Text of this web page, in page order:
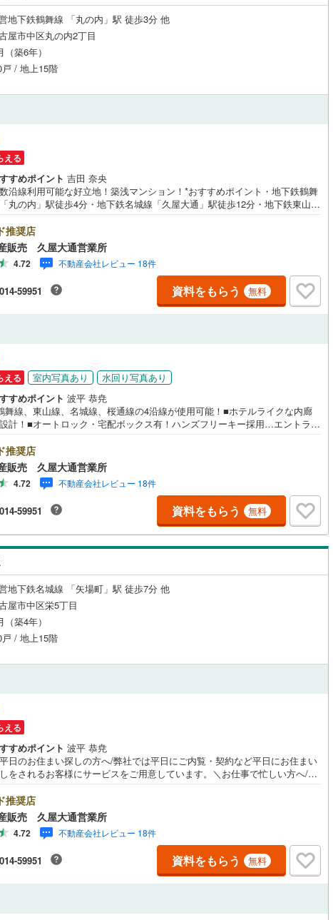
地下鉄鶴舞線 「丸の内」駅 徒歩3分 他
屋市中区丸の内2丁目
築6年）
/ 地上15階
える
すめポイント 吉田 奈央
沿線利用可能な好立地！築浅マンション！*おすすめポイント・地下鉄鶴舞
丸の内」駅徒歩4分・地下鉄名城線「久屋大通」駅徒歩12分・地下鉄東山線
大変綺麗にお使いです！＝＝＝＝＝＝＝＝＝＝＝＝＝東証上場のウィルで
取引！定休日無！平日特典あり！住宅ローンもお任せ下さい！年間800組以
担当する専門部署が、あなたの住宅ローンをお手伝い！リフォーム・リノ
併せて相談可能！お子様連れのご家族も落ち着いてお話ができるよう、キ
ズスペースを設置しています。【営業時間 10:00-19:00】（年中無休）上記時
お電話が繋がりやすくなっております。ぜひお気軽にご連絡下さい！現地
見学される場合は「室内・現地を見学する（無料）」ボタンよりご希望の日
推奨店
販売 久屋大通営業所
4.72 不動産会社レビュー 18件
59951 資料をもらう 無料
える 室内写真あり
水回り写真あり
すめポイント 波平 恭尭
舞線、東山線、名城線、桜通線の4沿線が使用可能！■ホテルライクな内廊
計！■オートロック・宅配ボックス有！ハンズフリーキー採用…エントラン
角部屋のため、採光・通風良好！【営業時間 10:00～19:00】（定休日無
上記時間はお電話が繋がりやすくなっております。ぜひお気軽にご連絡下
！現地を見学される場合は「室内・現地を見学する（無料）」ボタンより
望の日時をご記入いただけますとスムーズにご案内が可能です。◆◆リフ
ーム相談も承ります弊社にはリフォーム部門がございます。年間600件超の施
績があるため、100万円以下の簡易工事から1000万円超のリノベーション
事まで、あらゆるご要望にご対応できます。名古屋市内にリフォームモデル
ざいます！お気軽にご相談くださいませ。
推奨店
販売 久屋大通営業所
4.72 不動産会社レビュー 18件
59951 資料をもらう 無料
地下鉄名城線 「矢場町」駅 徒歩7分 他
屋市中区栄5丁目
築4年）
/ 地上15階
える
すめポイント 波平 恭尭
日のお住まい探しの方へ/弊社では平日にご内覧・契約など平日にお住まい
をされるお客様にサービスをご用意しています。＼お仕事で忙しい方へ/午
外でのご内覧もご対応いたします。＼本物件の他にも気になる物件がある
/不動産業者間で不動産情報が共有されているので、名古屋市全域や、その
接エリアでもご内覧が可能です！ 【ウィル不動産販売 久屋大通営業所】
下鉄東山線「栄」駅7A出口から徒歩1分、名城線「久屋大通」駅7A出口か
徒歩1分◎お子様が遊べるキッズスペースあり◎営業時間 10:00～19:00（定
無し） 上記時間はお電話が繋がりやすくなっております。ぜひお気軽にご
絡下さい！現地を見学される場合は「室内・現地を見学する（無料）」ボタ
推奨店
販売 久屋大通営業所
4.72 不動産会社レビュー 18件
59951 資料をもらう 無料